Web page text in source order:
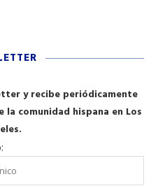
y recibe periódicamente
comunidad hispana en Los